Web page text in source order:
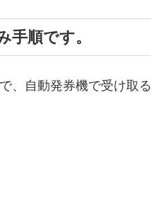
順です。
、自動発券機で受け取る